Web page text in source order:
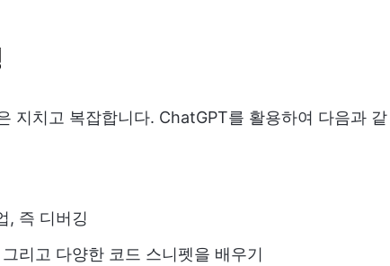
지치고 복잡합니다. ChatGPT를 활용하여 다음과 같
, 즉 디버깅
리고 다양한 코드 스니펫을 배우기